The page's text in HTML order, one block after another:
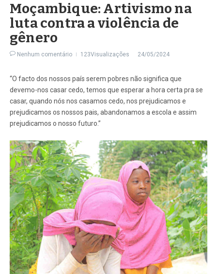
Moçambique: Artivismo na
luta contra a violência de
gênero
Nenhum comentário 123Visualizações 24/05/2024
“O facto dos nossos país serem pobres não significa que
devemo-nos casar cedo, temos que esperar a hora certa pra se
casar, quando nós nos casamos cedo, nos prejudicamos e
prejudicamos os nossos pais, abandonamos a escola e assim
prejudicamos o nosso futuro.”